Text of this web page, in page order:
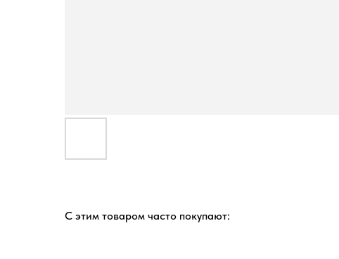
С этим товаром часто покупают: